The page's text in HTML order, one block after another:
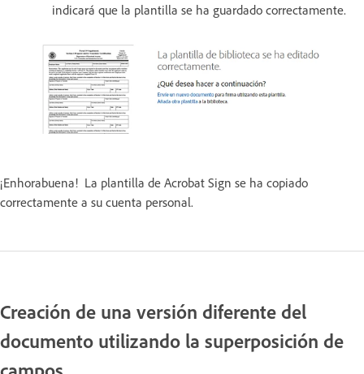
indicará que la plantilla se ha guardado correctamente.
¡Enhorabuena! La plantilla de Acrobat Sign se ha copiado
correctamente a su cuenta personal.
Creación de una versión diferente del
documento utilizando la superposición de